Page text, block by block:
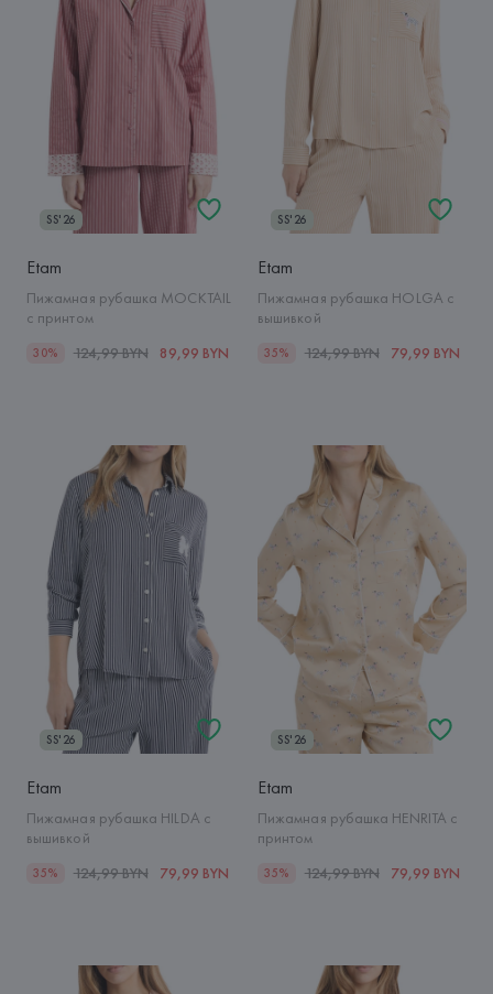
SS'26
Etam
Пижамная рубашка MOCKTAIL
с принтом
30% 124,99 BYN 89,99 BYN
SS'26
Etam
Пижамная рубашка HOLGA с
вышивкой
35% 124,99 BYN 79,99 BYN
SS'26
Etam
Пижамная рубашка HILDA с
вышивкой
35% 124,99 BYN 79,99 BYN
SS'26
Etam
Пижамная рубашка HENRITA с
принтом
35% 124,99 BYN 79,99 BYN